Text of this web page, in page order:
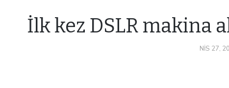
İlk kez DSLR makina
NIS 27,